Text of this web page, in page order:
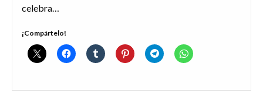
celebra…
¡Compártelo!